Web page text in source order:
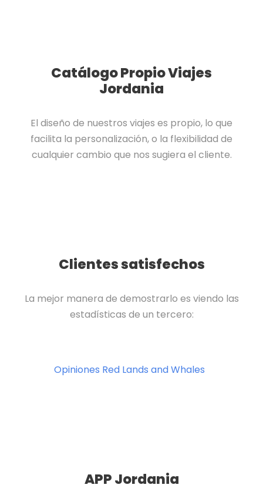
Catálogo Propio Viajes
Jordania
El diseño de nuestros viajes es propio, lo que
facilita la personalización, o la flexibilidad de
cualquier cambio que nos sugiera el cliente.
Clientes satisfechos
La mejor manera de demostrarlo es viendo las
estadísticas de un tercero:
Opiniones Red Lands and Whales
APP Jordania